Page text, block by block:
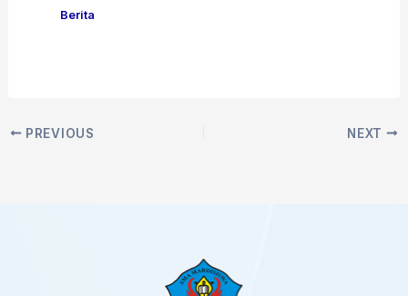
Berita
PREVIOUS NEXT